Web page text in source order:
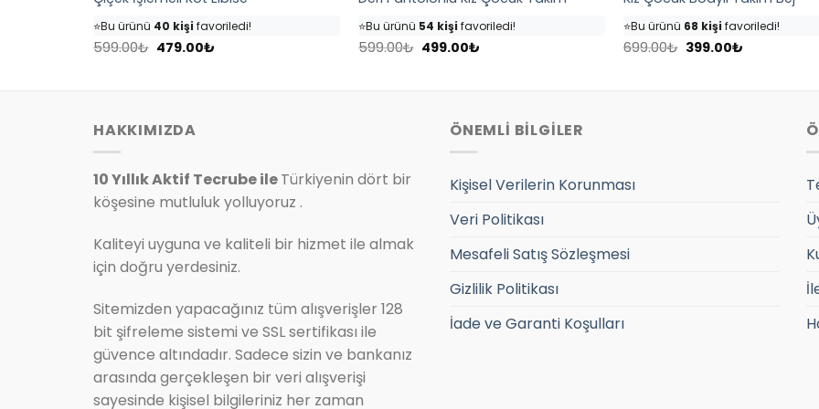
👀Şu an35 kişiinceliyor!
⭐️Bu ürünü 40 kişi favoriledi!
🛒18 kişisepetine ekledi!
599.00₺ Orijinal
479.00₺
👀Şu an46 kişi inceliyor!
⭐️Bu ürünü 54 kişi favoriledi!
🛒25 kişisepetine ekledi!
599.00₺ Orijinal
499.00₺
👀Şu an57 kişiinceliyor!
⭐️Bu ürünü 68 kişi favoriledi!
🛒32 kişisepetine ekledi!
699.00₺ Orijinal
399.00₺
HAKKIMIZDA
10 Yıllık Aktif Tecrube ileTürkiyenin dört bir
köşesine mutluluk yolluyoruz .
Kaliteyi uyguna ve kaliteli bir hizmet ile almak
için doğru yerdesiniz.
Sitemizden yapacağınız tüm alışverişler 128
bit şifreleme sistemi ve SSL sertifikası ile
güvence altındadır. Sadece sizin ve bankanız
arasında gerçekleşen bir veri alışverişi
sayesinde kişisel bilgileriniz her zaman
ÖNEMLİ BİLGİLER
Kişisel Verilerin Korunması
Veri Politikası
Mesafeli Satış Sözleşmesi
Gizlilik Politikası
İade ve Garanti Koşulları